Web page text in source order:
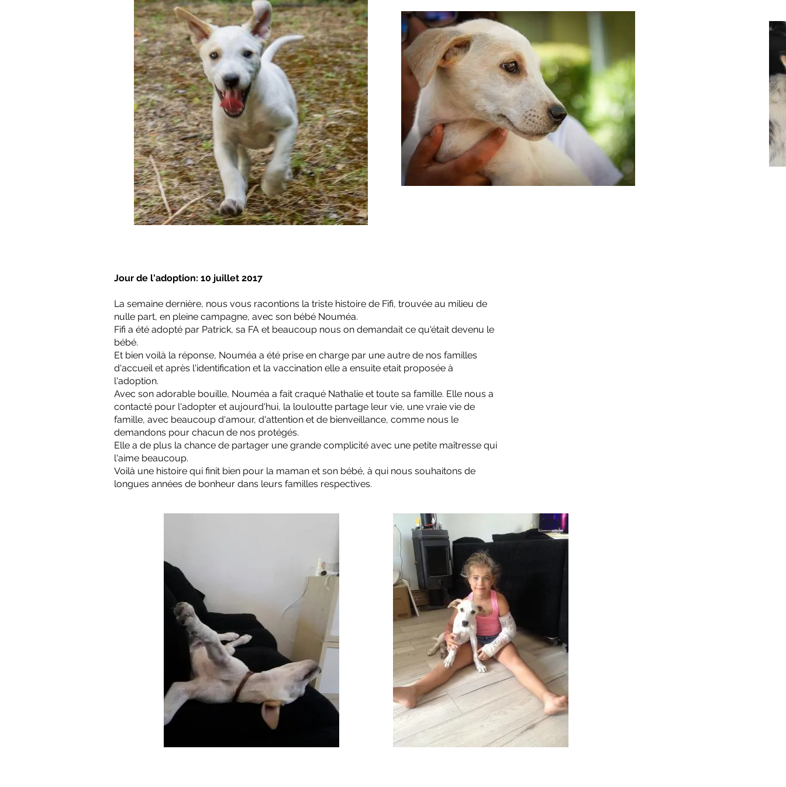
Jour de l'adoption: 10 juillet 2017
La semaine dernière, nous vous racontions la triste histoire de Fifi, trouvée au milieu de
nulle part, en pleine campagne, avec son bébé Nouméa.
Fifi a été adopté par Patrick, sa FA et beaucoup nous on demandait ce qu'était devenu le
bébé.
Et bien voilà la réponse, Nouméa a été prise en charge par une autre de nos familles
d'accueil et après l'identification et la vaccination elle a ensuite etait proposée à
l'adoption.
Avec son adorable bouille, Nouméa a fait craqué Nathalie et toute sa famille. Elle nous a
contacté pour l'adopter et aujourd'hui, la louloutte partage leur vie, une vraie vie de
famille, avec beaucoup d'amour, d'attention et de bienveillance, comme nous le
demandons pour chacun de nos protégés.
Elle a de plus la chance de partager une grande complicité avec une petite maîtresse qui
l'aime beaucoup.
Voilà une histoire qui finit bien pour la maman et son bébé, à qui nous souhaitons de
longues années de bonheur dans leurs familles respectives.